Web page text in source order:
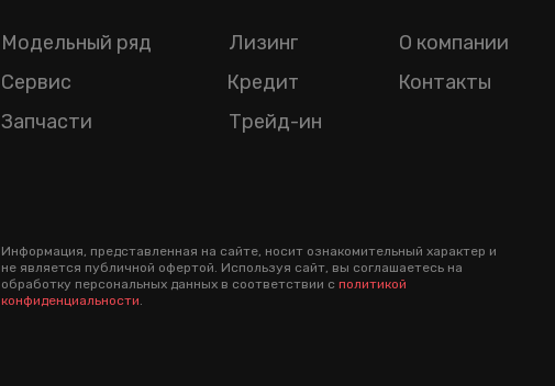
Лизинг
Кредит
Трейд-ин
Модельный ряд
Сервис
Запчасти
О компании
Контакты
Информация, представленная на сайте, носит ознакомительный характер и
не является публичной офертой. Используя сайт, вы соглашаетесь на
обработку персональных данных в соответствии с политикой
конфиденциальности.